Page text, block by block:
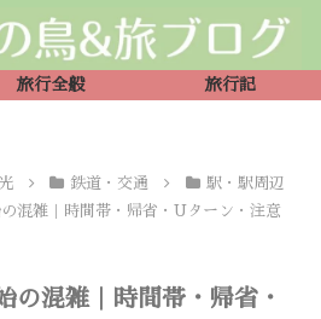
旅行全般 旅行記
鉄道・交通
駅・駅周辺
の混雑｜時間帯・帰省・Uターン・注意
の混雑｜時間帯・帰省・